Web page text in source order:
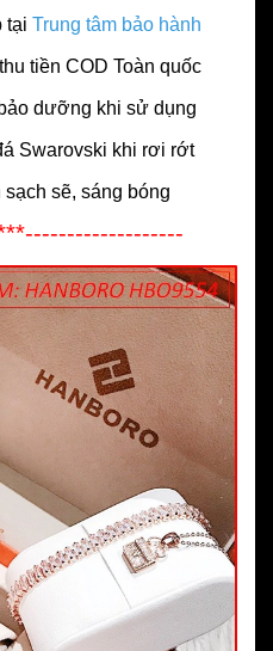
tại Trung tâm bảo hành
tiền COD Toàn quốc
dưỡng khi sử dụng
Swarovski khi rơi rớt
sạch sẽ, sáng bóng